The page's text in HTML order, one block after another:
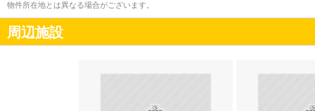
物件所在地とは異なる場合がございます。
周辺施設